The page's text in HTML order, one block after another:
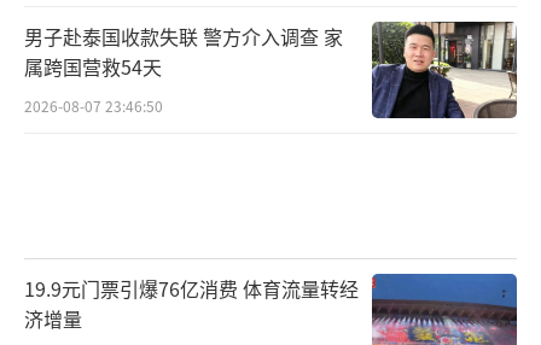
男子赴泰国收款失联 警方介入调查 家
属跨国营救54天
2026-08-07 23:46:50
19.9元门票引爆76亿消费 体育流量转经
济增量